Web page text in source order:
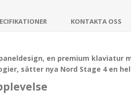
KONTAKTA OSS
en premium
sätter nya Nord Stage 4 en